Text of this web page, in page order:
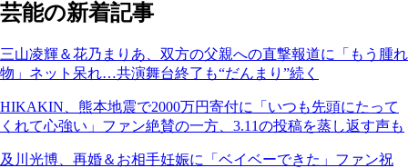
芸能の新着記事
三山凌輝＆花乃まりあ、双方の父親への直撃報道に「もう腫れ
物」ネット呆れ…共演舞台終了も“だんまり”続く
HIKAKIN、熊本地震で2000万円寄付に「いつも先頭にたって
くれて心強い」ファン絶賛の一方、3.11の投稿を蒸し返す声も
及川光博、再婚＆お相手妊娠に「ベイベーできた」ファン祝